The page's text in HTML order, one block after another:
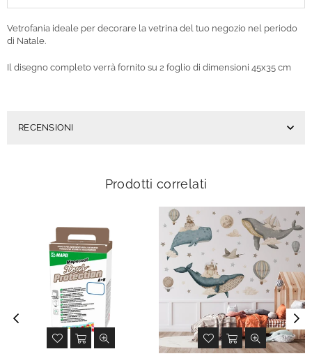
Vetrofania ideale per decorare la vetrina del tuo negozio nel periodo
di Natale.
Il disegno completo verrà fornito su 2 foglio di dimensioni 45x35 cm
RECENSIONI
Prodotti correlati